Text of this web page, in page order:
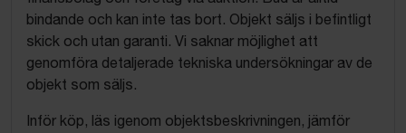
bindande och kan inte tas bort. Objekt säljs i befintligt
skick och utan garanti. Vi saknar möjlighet att
genomföra detaljerade tekniska undersökningar av de
objekt som säljs.
Inför köp, läs igenom objektsbeskrivningen, jämför